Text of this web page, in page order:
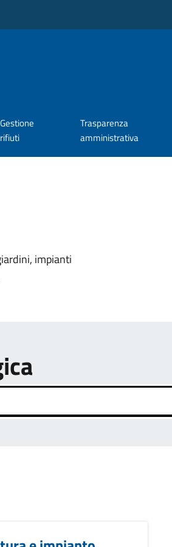
Gestione
rifiuti
Trasparenza
amministrativa
impianti